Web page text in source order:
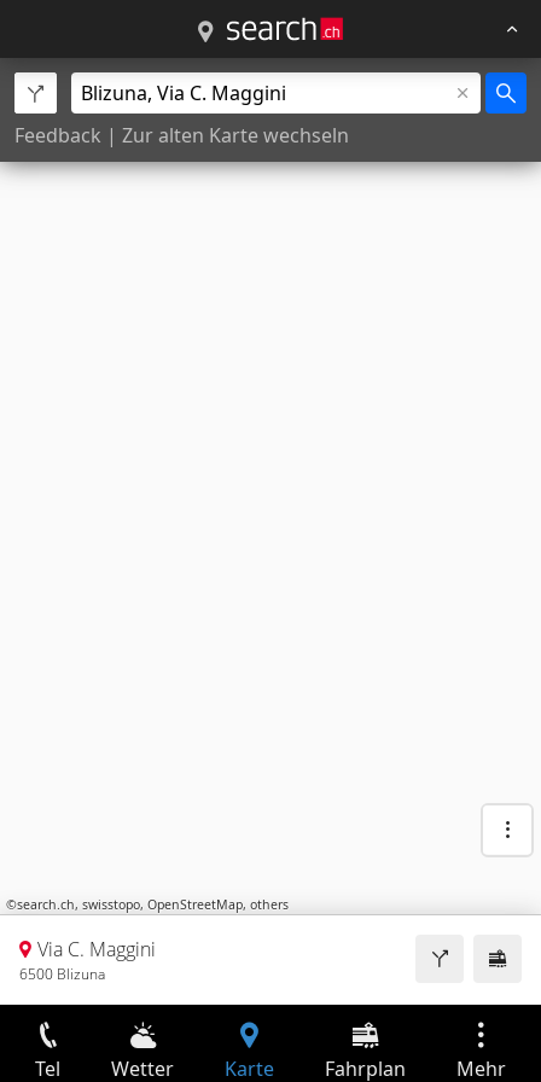
Feedback | Zur alten Karte wechseln
©search.ch, swisstopo, OpenStreetMap, others
Via C. Maggini
6500 Blizuna
Tel Wetter Karte Fahrplan Mehr